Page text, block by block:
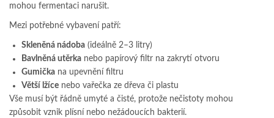
mohou fermentaci narušit.
Mezi potřebné vybavení patří:
Skleněná nádoba (ideálně 2–3 litry)
Bavlněná utěrka nebo papírový filtr na zakrytí otvoru
Gumička na upevnění filtru
Větší lžíce nebo vařečka ze dřeva či plastu
Vše musí být řádně umyté a čisté, protože nečistoty mohou
způsobit vznik plísní nebo nežádoucích bakterií.